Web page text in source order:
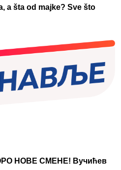
a šta od majke? Sve što
НОВЕ СМЕНЕ! Вучићев